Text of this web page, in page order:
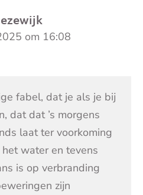
om 16:08
fabel, dat je als je bij
dat dat ’s morgens
laat ter voorkoming
water en tevens
is op verbranding
zijn